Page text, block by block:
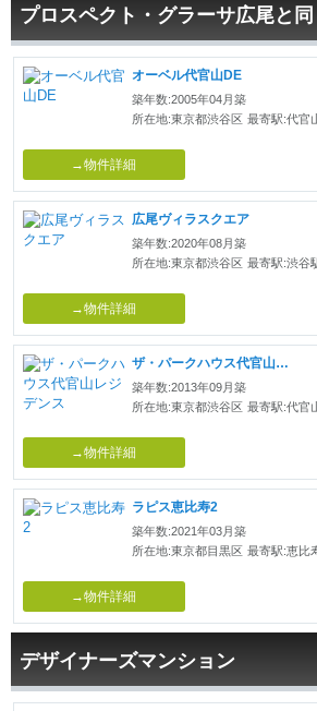
プロスペクト・グラーサ広尾と
オーベル代官山DE
築年数:2005年04月築
所在地:東京都渋谷区 最寄駅:代官
→物件詳細
広尾ヴィラスクエア
築年数:2020年08月築
所在地:東京都渋谷区 最寄駅:渋谷
→物件詳細
ザ・パークハウス代官山レジデンス
築年数:2013年09月築
所在地:東京都渋谷区 最寄駅:代官
→物件詳細
ラピス恵比寿2
築年数:2021年03月築
所在地:東京都目黒区 最寄駅:恵比
→物件詳細
デザイナーズマンション